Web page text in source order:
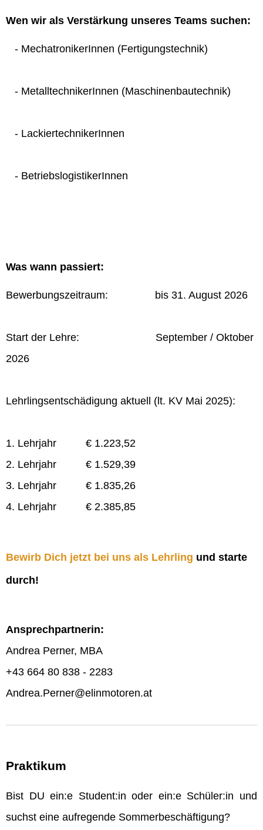
Wen wir als Verstärkung unseres Teams suchen:
- MechatronikerInnen (Fertigungstechnik)
- MetalltechnikerInnen (Maschinenbautechnik)
- LackiertechnikerInnen
- BetriebslogistikerInnen
Was wann passiert:
Bewerbungszeitraum: bis 31. August 2026
Start der Lehre: September / Oktober
2026
Lehrlingsentschädigung aktuell (lt. KV Mai 2025):
1. Lehrjahr € 1.223,52
2. Lehrjahr € 1.529,39
3. Lehrjahr € 1.835,26
4. Lehrjahr € 2.385,85
Bewirb Dich jetzt bei uns als Lehrling und starte
durch!
Ansprechpartnerin:
Andrea Perner, MBA
+43 664 80 838 - 2283
Andrea.Perner@elinmotoren.at
Praktikum
Bist DU ein:e Student:in oder ein:e Schüler:in und
suchst eine aufregende Sommerbeschäftigung?